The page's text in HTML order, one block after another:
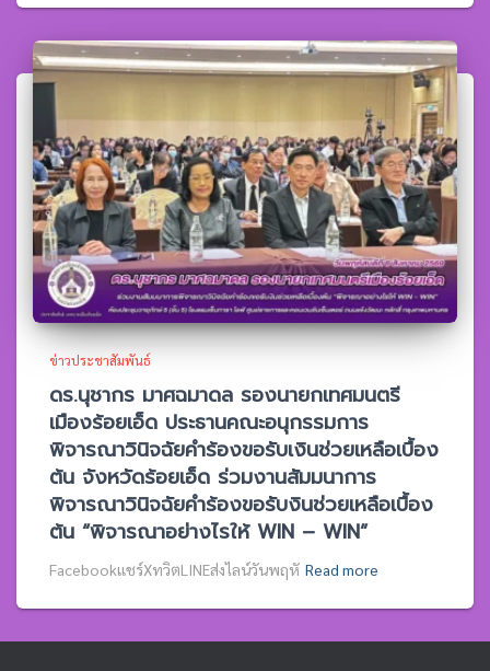
ข่าวประชาสัมพันธ์
ดร.นุชากร มาศฉมาดล รองนายกเทศมนตรี
เมืองร้อยเอ็ด ประธานคณะอนุกรรมการ
พิจารณาวินิจฉัยคำร้องขอรับเงินช่วยเหลือเบื้อง
ต้น จังหวัดร้อยเอ็ด ร่วมงานสัมมนาการ
พิจารณาวินิจฉัยคำร้องขอรับงินช่วยเหลือเบื้อง
ต้น “พิจารณาอย่างไรให้ WIN – WIN”
Facebookแชร์XทวิตLINEส่งไลน์วันพฤหั Read more